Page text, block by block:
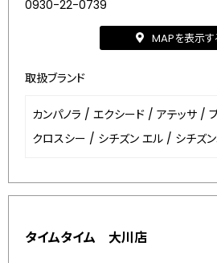
0930-22-0739
MAPを表示す
取扱ブランド
カンパノラ / エクシード / アテッサ /
クロスシー / シチズン エル / シチズ
タイムタイム 大川店